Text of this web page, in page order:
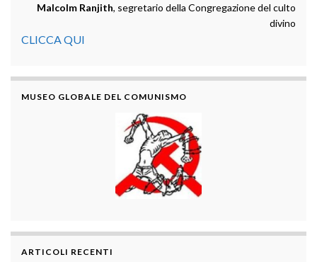
Malcolm Ranjith, segretario della Congregazione del culto
divino
CLICCA QUI
MUSEO GLOBALE DEL COMUNISMO
ARTICOLI RECENTI